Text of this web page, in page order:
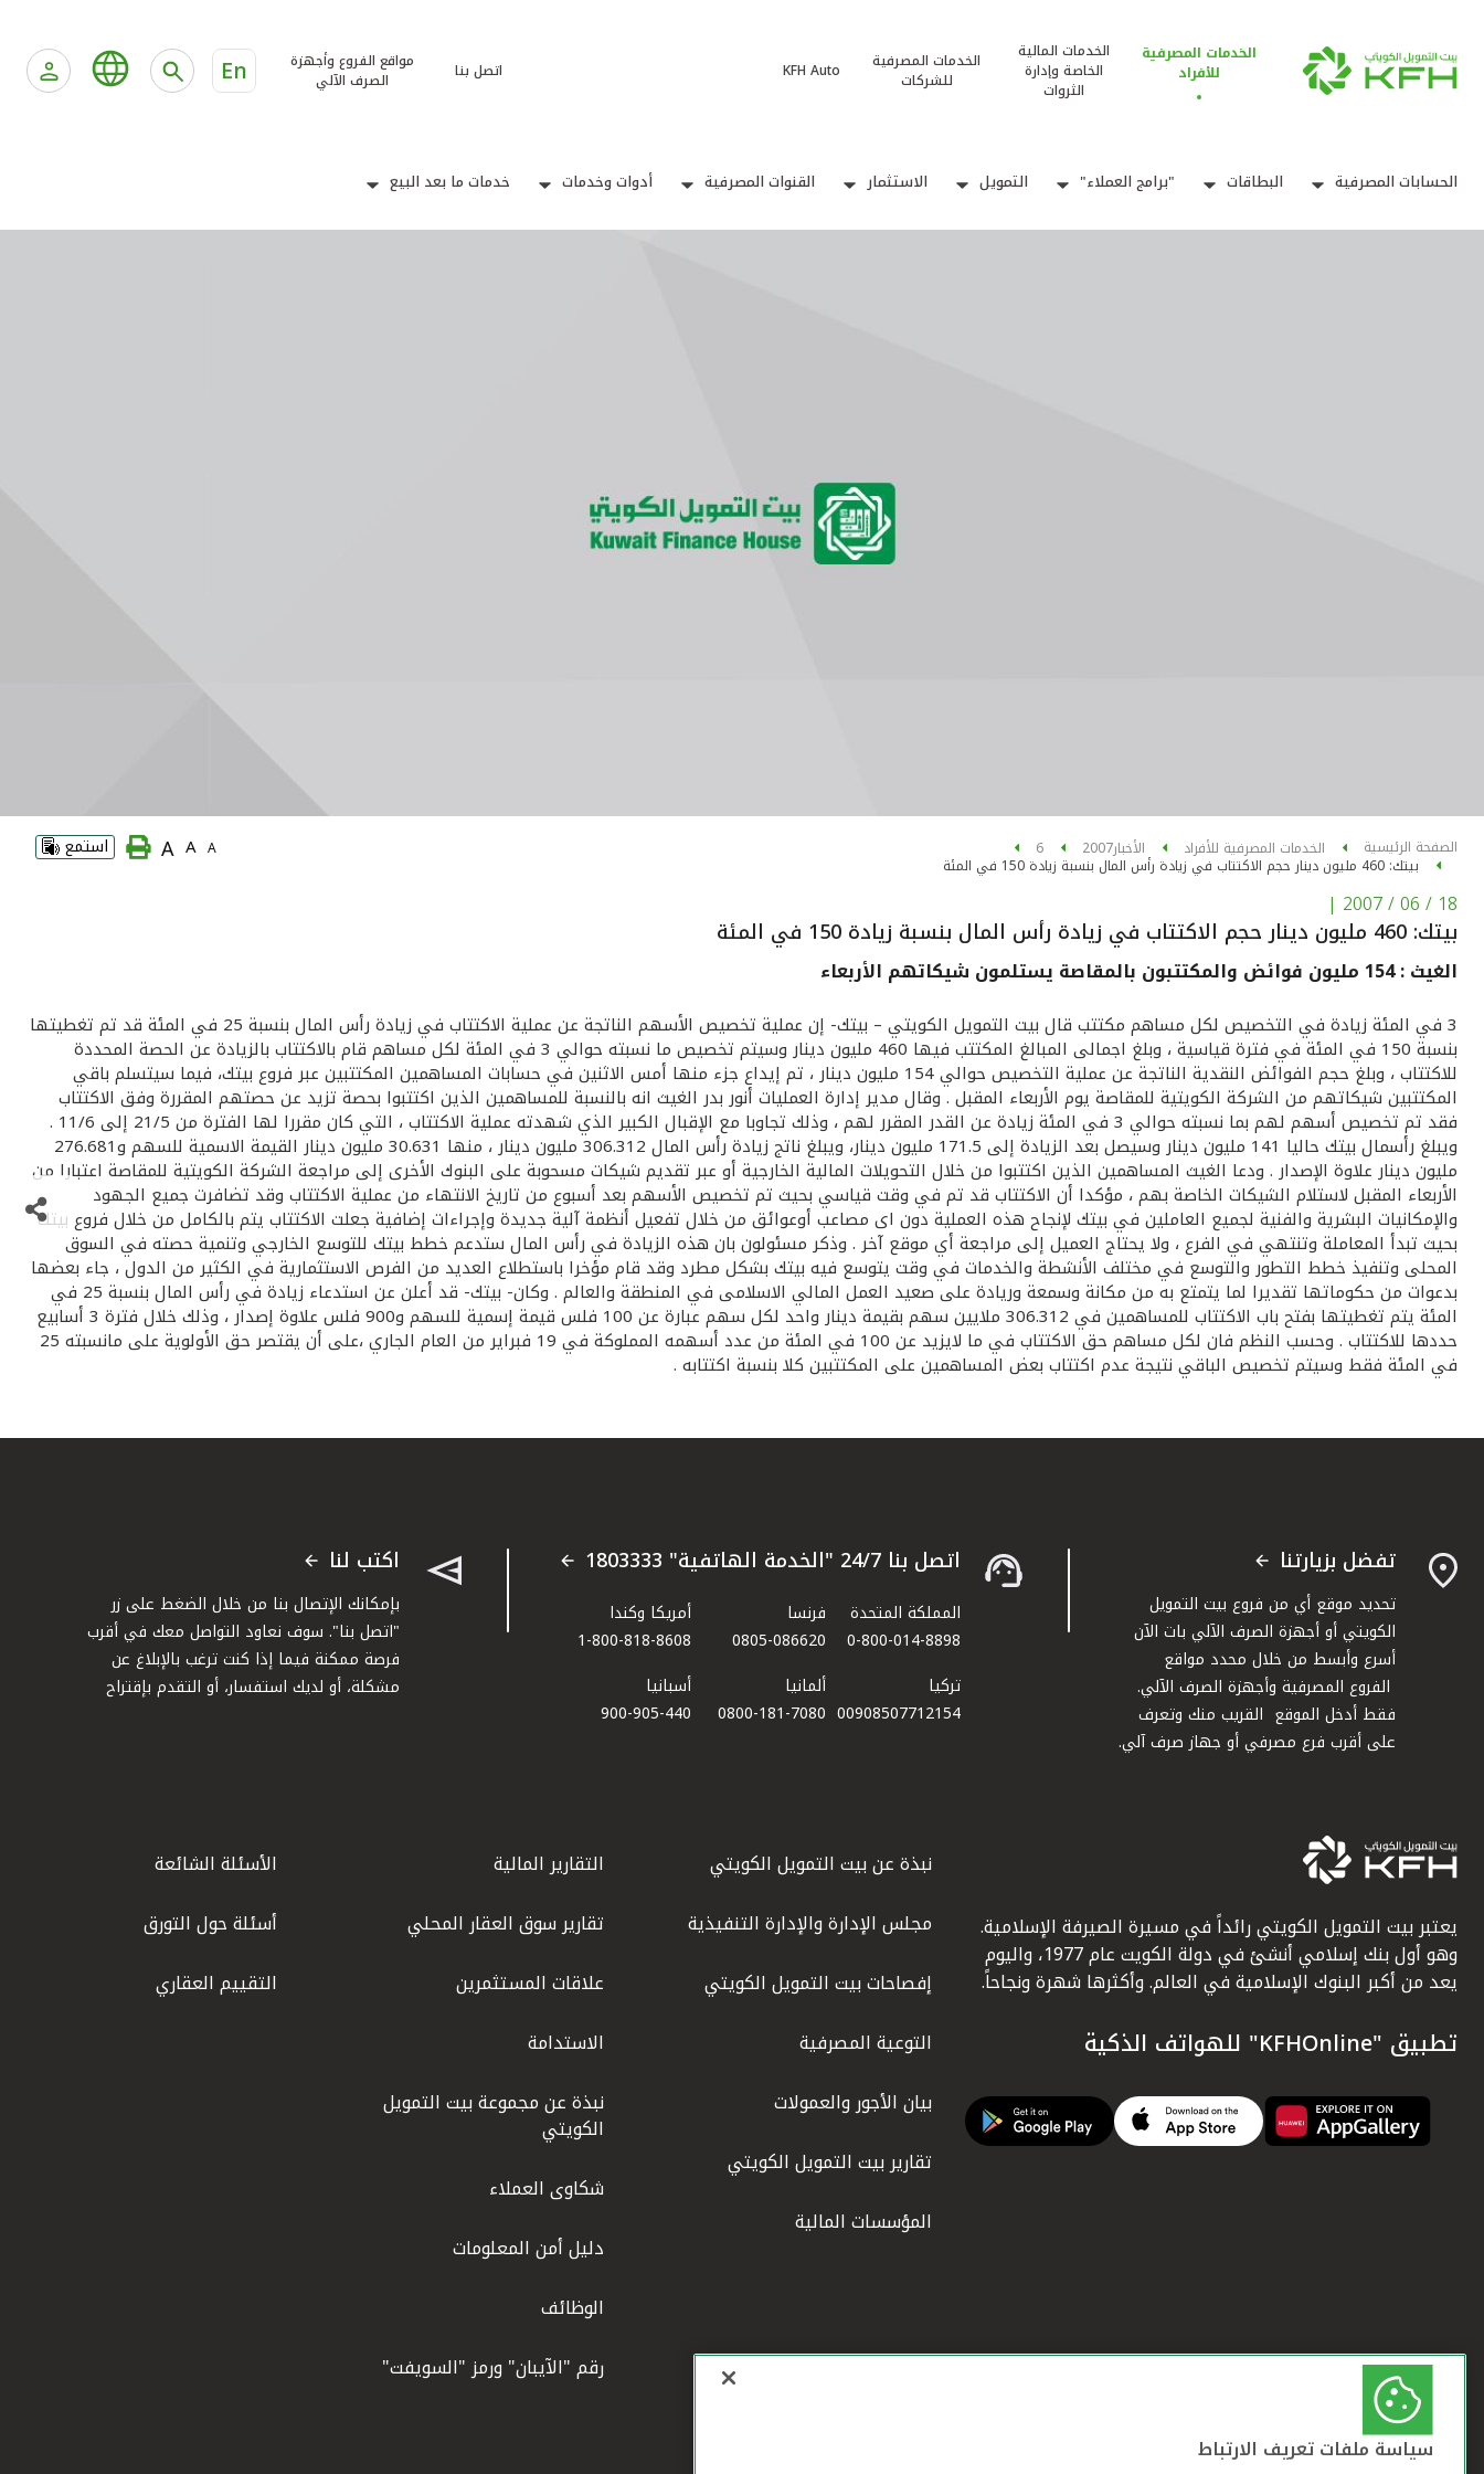
الخدمات المصرفية
للأفراد
الخدمات المالية
الخاصة وإدارة
الثروات
الخدمات المصرفية
للشركات
KFH Auto اتصل بنا
مواقع الفروع وأجهزة
الصرف الآلي
En
الحسابات المصرفية البطاقات "برامج العملاء" التمويل الاستثمار القنوات المصرفية أدوات وخدمات خدمات ما بعد البيع
الصفحة الرئيسية الخدمات المصرفية للأفراد الأخبار2007
6
بيتك: 460 مليون دينار حجم الاكتتاب في زيادة رأس المال بنسبة زيادة 150 في المئة
A
A
A استمع
18 / 06 / 2007
|
بيتك: 460 مليون دينار حجم الاكتتاب في زيادة رأس المال بنسبة زيادة 150 في المئة
الغيث : 154 مليون فوائض والمكتتبون بالمقاصة يستلمون شيكاتهم الأربعاء
3 في المئة زيادة في التخصيص لكل مساهم مكتتب قال بيت التمويل الكويتي – بيتك- إن عملية تخصيص الأسهم الناتجة عن عملية الاكتتاب في زيادة رأس المال بنسبة 25 في المئة قد تم تغطيتها
بنسبة 150 في المئة في فترة قياسية ، وبلغ اجمالى المبالغ المكتتب فيها 460 مليون دينار وسيتم تخصيص ما نسبته حوالي 3 في المئة لكل مساهم قام بالاكتتاب بالزيادة عن الحصة المحددة
للاكتتاب ، وبلغ حجم الفوائض النقدية الناتجة عن عملية التخصيص حوالي 154 مليون دينار ، تم إيداع جزء منها أمس الاثنين في حسابات المساهمين المكتتبين عبر فروع بيتك، فيما سيتسلم باقي
المكتتبين شيكاتهم من الشركة الكويتية للمقاصة يوم الأربعاء المقبل . وقال مدير إدارة العمليات أنور بدر الغيث انه بالنسبة للمساهمين الذين اكتتبوا بحصة تزيد عن حصتهم المقررة وفق الاكتتاب
فقد تم تخصيص أسهم لهم بما نسبته حوالي 3 في المئة زيادة عن القدر المقرر لهم ، وذلك تجاوبا مع الإقبال الكبير الذي شهدته عملية الاكتتاب ، التي كان مقررا لها الفترة من 21/5 إلى 11/6 .
ويبلغ رأسمال بيتك حاليا 141 مليون دينار وسيصل بعد الزيادة إلى 171.5 مليون دينار، ويبلغ ناتج زيادة رأس المال 306.312 مليون دينار ، منها 30.631 مليون دينار القيمة الاسمية للسهم و276.681
مليون دينار علاوة الإصدار . ودعا الغيث المساهمين الذين اكتتبوا من خلال التحويلات المالية الخارجية أو عبر تقديم شيكات مسحوبة على البنوك الأخرى إلى مراجعة الشركة الكويتية للمقاصة اعتبارا من
الأربعاء المقبل لاستلام الشيكات الخاصة بهم ، مؤكدا أن الاكتتاب قد تم في وقت قياسي بحيث تم تخصيص الأسهم بعد أسبوع من تاريخ الانتهاء من عملية الاكتتاب وقد تضافرت جميع الجهود
والإمكانيات البشرية والفنية لجميع العاملين في بيتك لإنجاح هذه العملية دون اى مصاعب أوعوائق من خلال تفعيل أنظمة آلية جديدة وإجراءات إضافية جعلت الاكتتاب يتم بالكامل من خلال فروع بيتك
بحيث تبدأ المعاملة وتنتهي في الفرع ، ولا يحتاج العميل إلى مراجعة أي موقع آخر . وذكر مسئولون بان هذه الزيادة في رأس المال ستدعم خطط بيتك للتوسع الخارجي وتنمية حصته في السوق
المحلى وتنفيذ خطط التطور والتوسع في مختلف الأنشطة والخدمات في وقت يتوسع فيه بيتك بشكل مطرد وقد قام مؤخرا باستطلاع العديد من الفرص الاستثمارية في الكثير من الدول ، جاء بعضها
بدعوات من حكوماتها تقديرا لما يتمتع به من مكانة وسمعة وريادة على صعيد العمل المالي الاسلامى في المنطقة والعالم . وكان- بيتك- قد أعلن عن استدعاء زيادة في رأس المال بنسبة 25 في
المئة يتم تغطيتها بفتح باب الاكتتاب للمساهمين في 306.312 ملايين سهم بقيمة دينار واحد لكل سهم عبارة عن 100 فلس قيمة إسمية للسهم و900 فلس علاوة إصدار ، وذلك خلال فترة 3 أسابيع
حددها للاكتتاب . وحسب النظم فان لكل مساهم حق الاكتتاب في ما لايزيد عن 100 في المئة من عدد أسهمه المملوكة في 19 فبراير من العام الجاري ،على أن يقتصر حق الأولوية على مانسبته 25
في المئة فقط وسيتم تخصيص الباقي نتيجة عدم اكتتاب بعض المساهمين على المكتتبين كلا بنسبة اكتتابه .
تفضل بزيارتنا
تحديد موقع أي من فروع بيت التمويل
الكويتي أو أجهزة الصرف الآلي بات الآن
أسرع وأبسط من خلال محدد مواقع
الفروع المصرفية وأجهزة الصرف الآلي.
فقط أدخل الموقع القريب منك وتعرف
على أقرب فرع مصرفي أو جهاز صرف آلي.
اتصل بنا 24/7 "الخدمة الهاتفية" 1803333
المملكة المتحدة
0-800-014-8898
فرنسا
0805-086620
أمريكا وكندا
1-800-818-8608
تركيا
00908507712154​
ألمانيا
0800-181-7080
أسبانيا
900-905-440
اكتب لنا
بإمكانك الإتصال بنا من خلال الضغط على زر
"اتصل بنا". سوف نعاود التواصل معك في أقرب
فرصة ممكنة فيما إذا كنت ترغب بالإبلاغ عن
مشكلة، أو لديك استفسار، أو التقدم بإقتراح
يعتبر بيت التمويل الكويتي رائداً في مسيرة الصيرفة الإسلامية.
وهو أول بنك إسلامي أنشئ في دولة الكويت عام 1977، واليوم
يعد من أكبر البنوك الإسلامية في العالم. وأكثرها شهرة ونجاحاً.
تطبيق "KFHOnline" للهواتف الذكية
نبذة عن بيت التمويل الكويتي
مجلس الإدارة والإدارة التنفيذية
إفصاحات بيت التمويل الكويتي
التوعية المصرفية
بيان الأجور والعمولات
تقارير بيت التمويل الكويتي
المؤسسات المالية
التقارير المالية
تقارير سوق العقار المحلي
علاقات المستثمرين
الاستدامة
نبذة عن مجموعة بيت التمويل
الكويتي
شكاوى العملاء
دليل أمن المعلومات
الوظائف
رقم "الآيبان" ورمز "السويفت"
الأسئلة الشائعة
أسئلة حول التورق
التقييم العقاري
سياسة ملفات تعريف الارتباط